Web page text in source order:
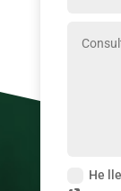
He